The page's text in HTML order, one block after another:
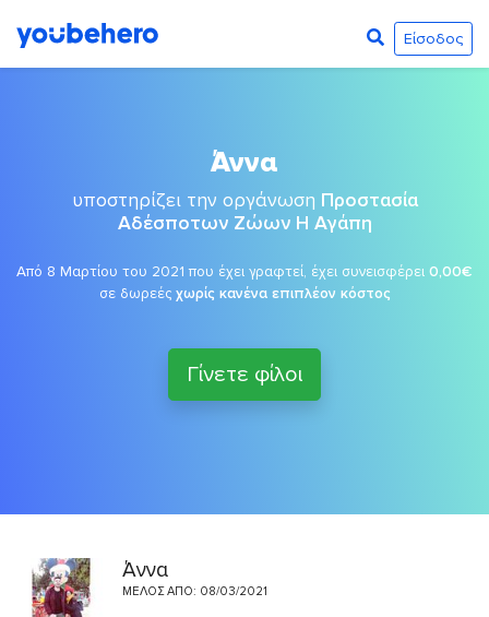
Είσοδος
Άννα
υποστηρίζει την οργάνωση Προστασία
Αδέσποτων Ζώων Η Αγάπη
Από 8 Μαρτίου του 2021 που έχει γραφτεί, έχει συνεισφέρει 0,00€
σε δωρεές χωρίς κανένα επιπλέον κόστος
Γίνετε φίλοι
Άννα
ΜΈΛΟΣ ΑΠΌ: 08/03/2021